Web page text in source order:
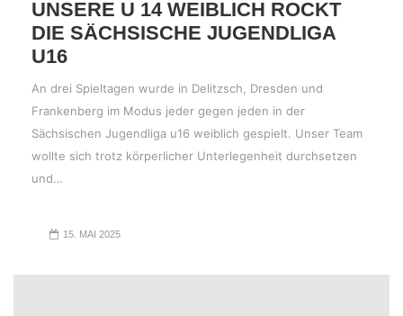
UNSERE U 14 WEIBLICH ROCKT
DIE SÄCHSISCHE JUGENDLIGA
U16
An drei Spieltagen wurde in Delitzsch, Dresden und
Frankenberg im Modus jeder gegen jeden in der
Sächsischen Jugendliga u16 weiblich gespielt. Unser Team
wollte sich trotz körperlicher Unterlegenheit durchsetzen
und…
15. MAI 2025